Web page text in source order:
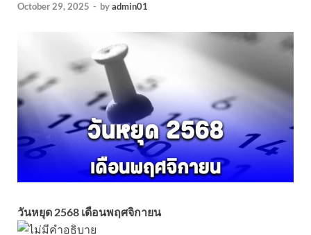
October 29, 2025 - byadmin01
วันหยุด 2568 เดือนพฤศจิกายน